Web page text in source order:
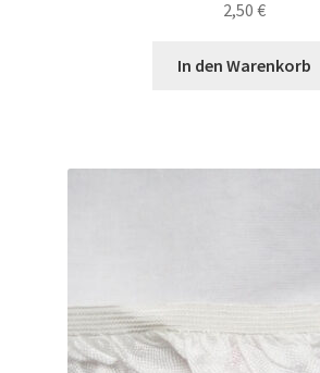
2,50 €
In den Warenkorb